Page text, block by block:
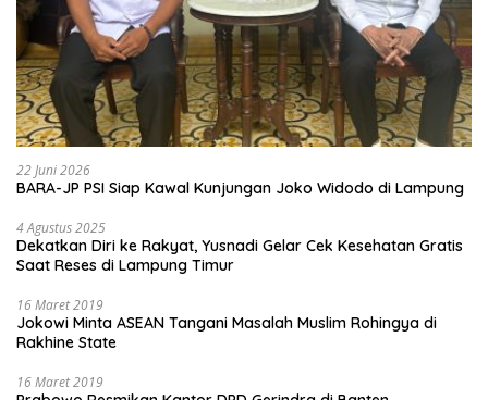
22 Juni 2026
BARA-JP PSI Siap Kawal Kunjungan Joko Widodo di Lampung
4 Agustus 2025
Dekatkan Diri ke Rakyat, Yusnadi Gelar Cek Kesehatan Gratis
Saat Reses di Lampung Timur
16 Maret 2019
Jokowi Minta ASEAN Tangani Masalah Muslim Rohingya di
Rakhine State
16 Maret 2019